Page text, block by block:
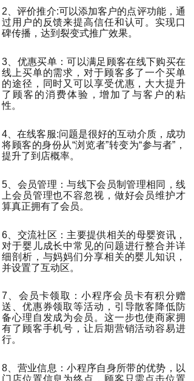
2、评价推介:可以添加客户的点评功能，通
过用户的反馈来提高信任和认可。实现口
碑传播，达到裂变式推广效果。
3、优惠买单：可以满足顾客在线下购买在
线上买单的需求，对于顾客多了一个买单
的途径，同时又可以享受优惠，大大提升
了顾客的消费体验，增加了与客户的粘
性。
4、在线客服:问题是很好的互动介质，成功
将顾客的身份从“浏览者”转变为“参与者”，
提升了到店概率。
5、会员管理：与线下会员制管理相同，线
上会员管理也不容忽视，做好会员维护才
算真正拥有了会员。
6、交流社区：主要提供相关的母婴资讯，
对于婴儿成长中常见的问题进行整合并详
细剖析，与妈妈们分享相关的婴儿知识，
并设置了互动区。
7、会员卡领取：小程序会员卡有积分赠
送、优惠券领取等活动，引导散客降低防
备心理自发成为会员。这一步也使商家拥
有了顾客手机号，让后期营销活动容易进
行。
8、营业信息：小程序自身所带的优势，以